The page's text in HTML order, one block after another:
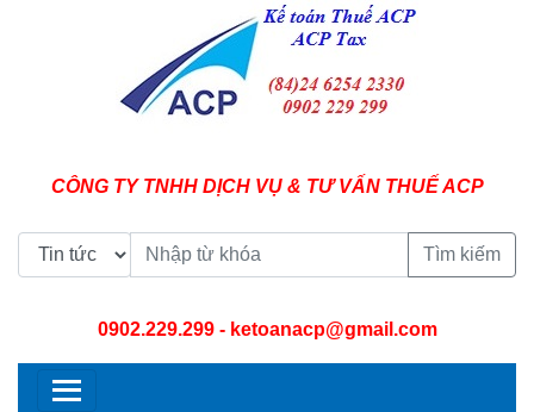
CÔNG TY TNHH DỊCH VỤ & TƯ VẤN THUẾ ACP
Tìm kiếm
0902.229.299- ketoanacp@gmail.com